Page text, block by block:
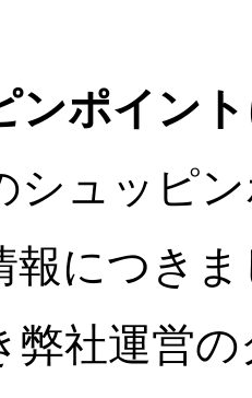
ンポイン
シュッピ
報につき
弊社運営